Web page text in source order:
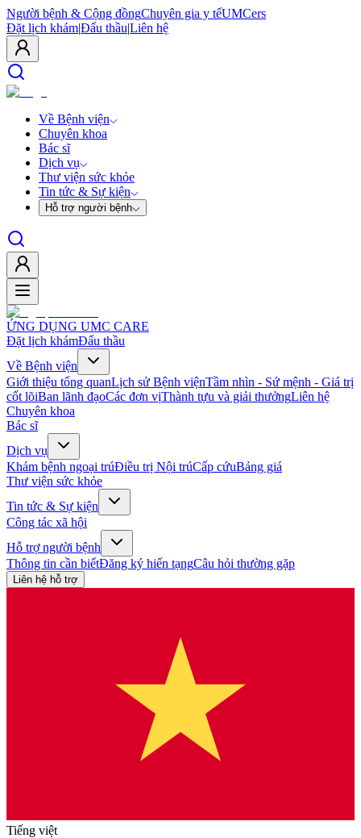
Người bệnh & Cộng đồngChuyên gia y tếUMCers
Đặt lịch khám|Đấu thầu|Liên hệ
Về Bệnh viện
Chuyên khoa
Bác sĩ
Dịch vụ
Thư viện sức khỏe
Tin tức & Sự kiện
Hỗ trợ người bệnh
ỨNG DỤNG UMC CARE
Đặt lịch khámĐấu thầu
Về Bệnh viện
Giới thiệu tổng quanLịch sử Bệnh việnTầm nhìn - Sứ mệnh - Giá trị
cốt lõiBan lãnh đạoCác đơn vịThành tựu và giải thưởngLiên hệ
Chuyên khoa
Bác sĩ
Dịch vụ
Khám bệnh ngoại trúĐiều trị Nội trúCấp cứuBảng giá
Thư viện sức khỏe
Tin tức & Sự kiện
Công tác xã hội
Hỗ trợ người bệnh
Thông tin cần biếtĐăng ký hiến tạngCâu hỏi thường gặp
Liên hệ hỗ trợ
Tiếng việt